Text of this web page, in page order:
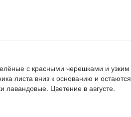
с красными черешками и узким
листа вниз к основанию и остаются
лавандовые. Цветение в августе.